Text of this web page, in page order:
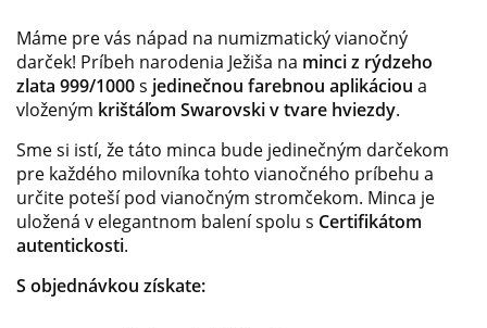
Máme pre vás nápad na numizmatický vianočný
darček! Príbeh narodenia Ježiša na minci z rýdzeho
zlata 999/1000s jedinečnou farebnou aplikáciou a
vloženým krištáľom Swarovski v tvare hviezdy.
Sme si istí, že táto minca bude jedinečným darčekom
pre každého milovníka tohto vianočného príbehu a
určite poteší pod vianočným stromčekom. Minca je
uložená v elegantnom balení spolu s Certifikátom
autentickosti.
S objednávkou získate: